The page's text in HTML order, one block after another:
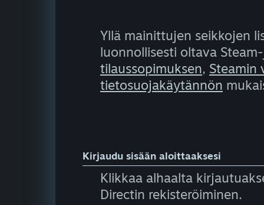
Yllä mainittujen seikkojen
luonnollisesti oltava
tilaussopimuksen, Steamin
tietosuojakäytännön
Kirjaudu sisään aloittaaksesi
Klikkaa alhaalta
Directin rekisteröiminen.